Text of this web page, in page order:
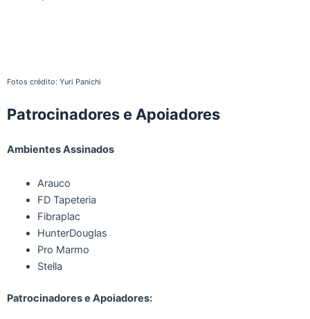
Fotos crédito: Yuri Panichi
Patrocinadores e Apoiadores
Ambientes Assinados
Arauco
FD Tapeteria
Fibraplac
HunterDouglas
Pro Marmo
Stella
Patrocinadores e Apoiadores: